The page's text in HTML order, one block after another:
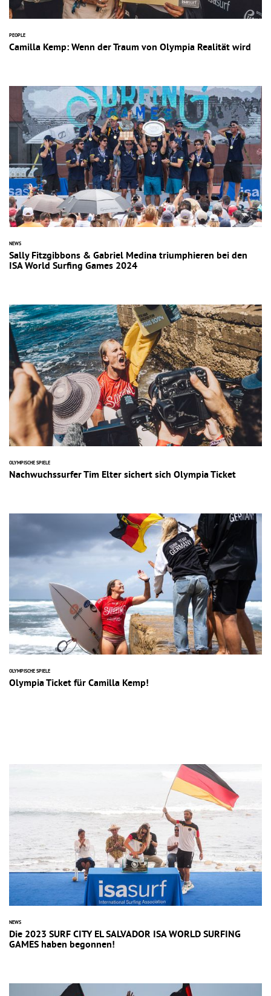
PEOPLE
Camilla Kemp: Wenn der Traum von Olympia Realität wird
NEWS
Sally Fitzgibbons & Gabriel Medina triumphieren bei den
ISA World Surfing Games 2024
OLYMPISCHE SPIELE
Nachwuchssurfer Tim Elter sichert sich Olympia Ticket
OLYMPISCHE SPIELE
Olympia Ticket für Camilla Kemp!
NEWS
Die 2023 SURF CITY EL SALVADOR ISA WORLD SURFING
GAMES haben begonnen!